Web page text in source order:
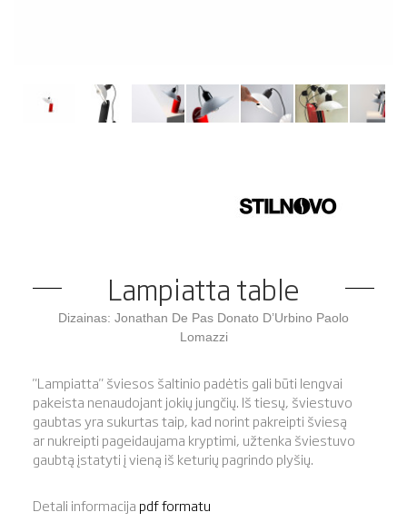
Lampiatta table
Dizainas: Jonathan De Pas Donato D’Urbino Paolo
Lomazzi
"Lampiatta" šviesos šaltinio padėtis gali būti lengvai
pakeista nenaudojant jokių jungčių. Iš tiesų, šviestuvo
gaubtas yra sukurtas taip, kad norint pakreipti šviesą
ar nukreipti pageidaujama kryptimi, užtenka šviestuvo
gaubtą įstatyti į vieną iš keturių pagrindo plyšių.
Detali informacija pdf formatu